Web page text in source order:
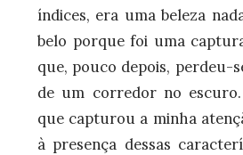
índices, era uma beleza
belo porque foi uma
que, pouco depois, perdeu-
de um corredor no
que capturou a minha
à presença dessas